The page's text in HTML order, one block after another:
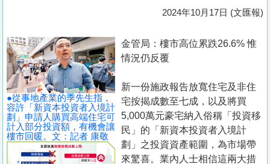
置
業
手
冊
關
2024年10月17日 (文匯報)
●從事地產業的季先生指，
容許「新資本投資者入境計
劃」申請人購買高端住宅可
計入部分投資額，有機會讓
樓市回暖。文：記者 康敬
金管局：樓市高位累跌26.6% 惟
情況仍反覆
新一份施政報告放寬住宅及非住
宅按揭成數至七成，以及將買
5,000萬元豪宅納入俗稱「投資移
民」的「新資本投資者入境計
劃」之投資資產範圍，為市場帶
來驚喜。業內人士相信這兩大措